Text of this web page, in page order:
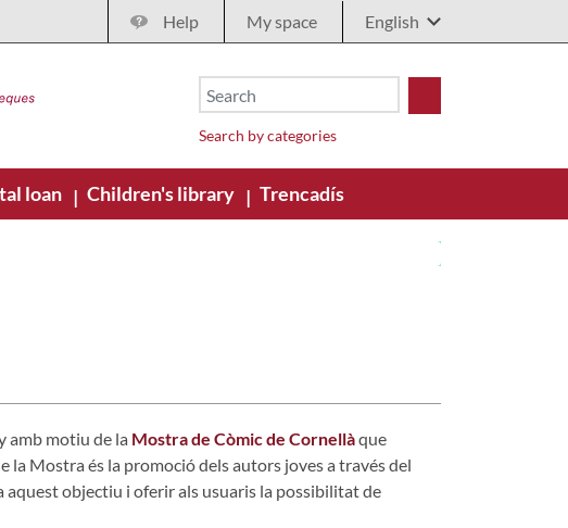
Help My space
Search by categories
loan | Children's library | Trencadís
amb motiu de la Mostra de Còmic de Cornellàque
la Mostra és la promoció dels autors joves a través del
objectiu i oferir als usuaris la possibilitat de